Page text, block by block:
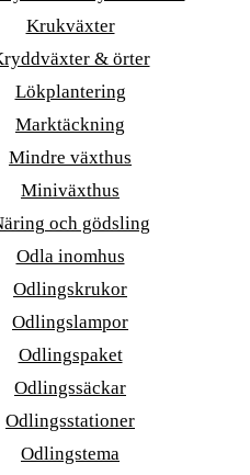
Krukväxter
& örter
Lökplantering
Marktäckning
Mindre växthus
Miniväxthus
och gödsling
Odla inomhus
Odlingskrukor
Odlingslampor
Odlingspaket
Odlingssäckar
Odlingsstationer
Odlingstema